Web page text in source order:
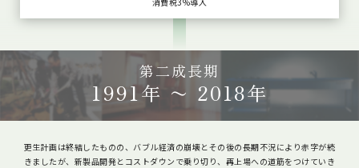
第二成長期
1991年 〜 2018年
更生計画は終結したものの、バブル経済の崩壊とその後の長期不況により赤字が続
きましたが、新製品開発とコストダウンで乗り切り、再上場への道筋をつけていき